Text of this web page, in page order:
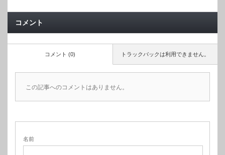
コメント
トラックバックは利用できません。
コメント (0)
この記事へのコメントはありません。
名前